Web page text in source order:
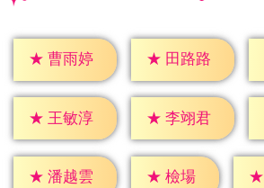
★ 曹雨婷 ★ 田路路
★ 王敏淳 ★ 李翊君
★ 潘越雲 ★ 檢場 ★